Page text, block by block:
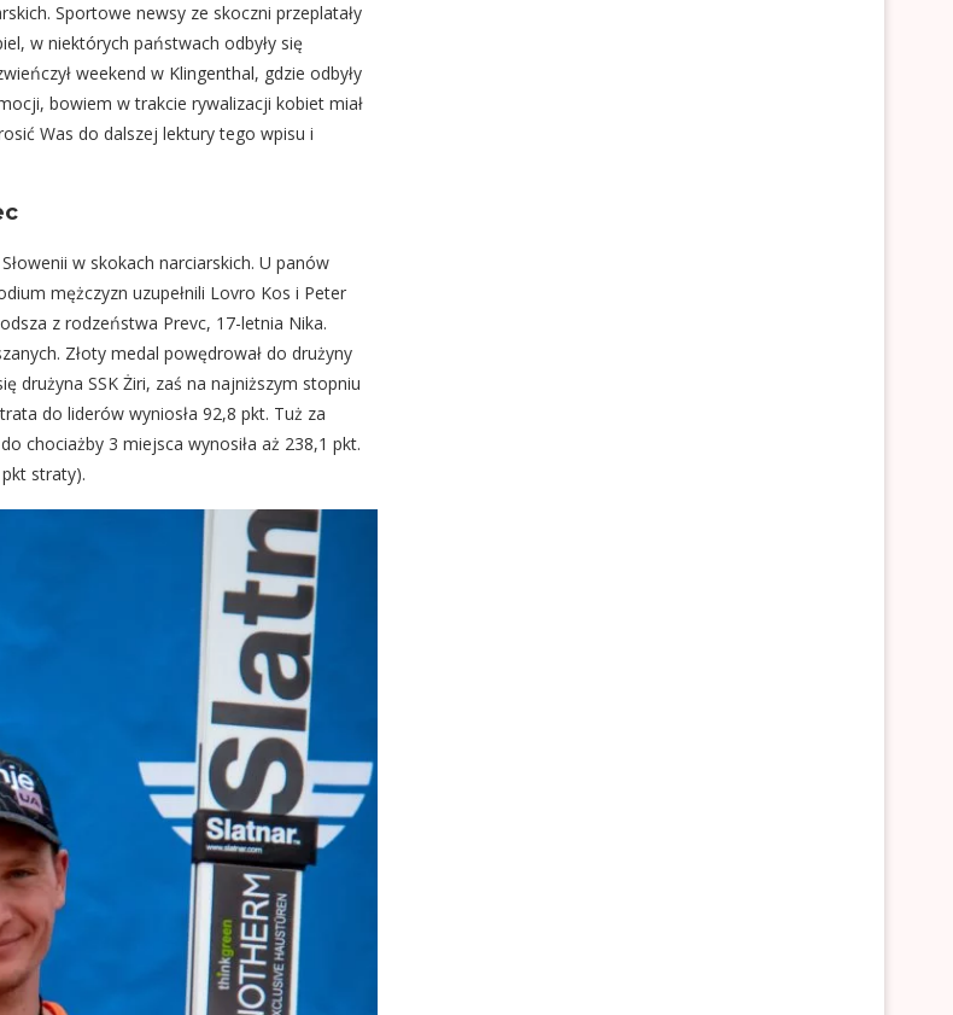
Sportowe newsy ze skoczni przeplatały
w niektórych państwach odbyły się
weekend w Klingenthal, gdzie odbyły
bowiem w trakcie rywalizacji kobiet miał
Was do dalszej lektury tego wpisu i
w skokach narciarskich. U panów
mężczyzn uzupełnili Lovro Kos i Peter
z rodzeństwa Prevc, 17-letnia Nika.
Złoty medal powędrował do drużyny
drużyna SSK Żiri, zaś na najniższym stopniu
do liderów wyniosła 92,8 pkt. Tuż za
chociażby 3 miejsca wynosiła aż 238,1 pkt.
straty).